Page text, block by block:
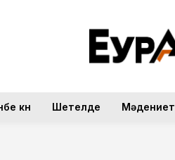
күн Шетелде Мәдениет